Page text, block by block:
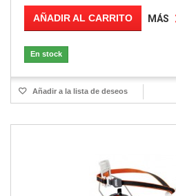
AÑADIR AL CARRITO MÁS
En stock
Añadir a la lista de deseos